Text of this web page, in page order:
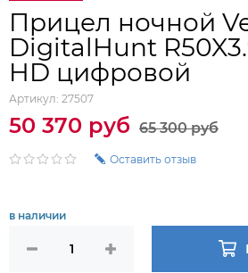
Прицел ночной
DigitalHunt
HD цифровой
Артикул: 27507
50 370 руб 65 300 руб
Оставить отзыв
в наличии